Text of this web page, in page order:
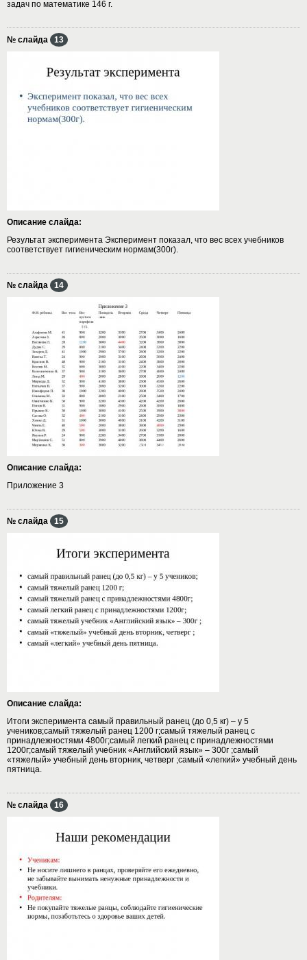
задач по математике 146 г.
№ слайда 13
Описание слайда:
Результат эксперимента Эксперимент показал, что вес всех учебников
соответствует гигиеническим нормам(300г).
№ слайда 14
Описание слайда:
Приложение 3
№ слайда 15
Описание слайда:
Итоги эксперимента самый правильный ранец (до 0,5 кг) – у 5
учеников;самый тяжелый ранец 1200 г;самый тяжелый ранец с
принадлежностями 4800г;самый легкий ранец с принадлежностями
1200г;самый тяжелый учебник «Английский язык» – 300г ;самый
«тяжелый» учебный день вторник, четверг ;самый «легкий» учебный день
пятница.
№ слайда 16